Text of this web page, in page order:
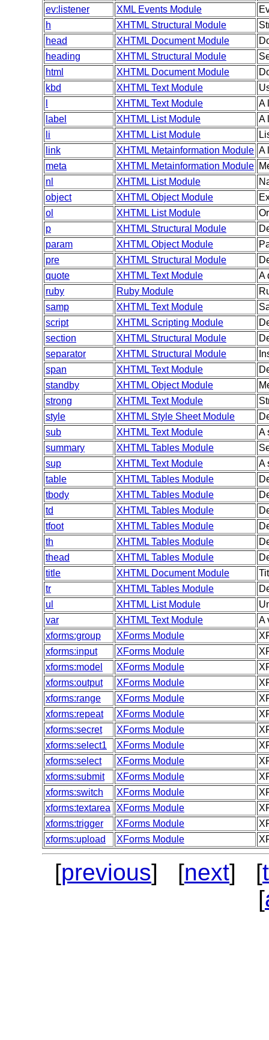
ev:listener
XML Events Module
h
XHTML Structural Module
head
XHTML Document Module
heading
XHTML Structural Module
html
XHTML Document Module
kbd
XHTML Text Module
XHTML Text Module
A
label
XHTML List Module
A
li
XHTML List Module
link
XHTML Metainformation Module A
meta
XHTML Metainformation Module
nl
XHTML List Module
object
XHTML Object Module
ol
XHTML List Module
p
XHTML Structural Module
param
XHTML Object Module
pre
XHTML Structural Module
quote
XHTML Text Module
A
ruby
Ruby Module
samp
XHTML Text Module
script
XHTML Scripting Module
section
XHTML Structural Module
separator
XHTML Structural Module
span
XHTML Text Module
standby
XHTML Object Module
strong
XHTML Text Module
style
XHTML Style Sheet Module
sub
XHTML Text Module
A
summary
XHTML Tables Module
sup
XHTML Text Module
A
table
XHTML Tables Module
tbody
XHTML Tables Module
td
XHTML Tables Module
tfoot
XHTML Tables Module
th
XHTML Tables Module
thead
XHTML Tables Module
title
XHTML Document Module
tr
XHTML Tables Module
ul
XHTML List Module
var
XHTML Text Module
A
xforms:group
XForms Module
xforms:input
XForms Module
xforms:model
XForms Module
xforms:output
XForms Module
xforms:range
XForms Module
xforms:repeat
XForms Module
xforms:secret
XForms Module
xforms:select1
XForms Module
xforms:select
XForms Module
xforms:submit
XForms Module
xforms:switch
XForms Module
xforms:textarea XForms Module
xforms:trigger
XForms Module
xforms:upload
XForms Module
[previous] [next] [
[